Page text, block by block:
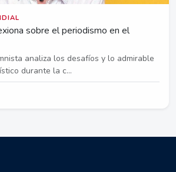
sobre el periodismo en el
analiza los desafíos y lo admirable
durante la c...